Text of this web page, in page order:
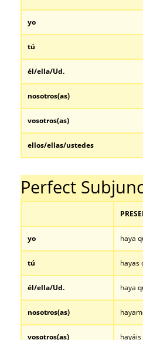
yo
tú
él/ella/Ud.
nosotros(as)
vosotros(as)
ellos/ellas/ustedes
Perfect
yo haya
tú hayas
él/ella/Ud. haya
nosotros(as)
vosotros(as)